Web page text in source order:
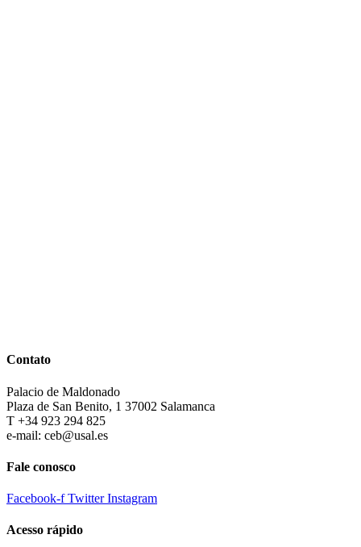
Contato
Palacio de Maldonado
Plaza de San Benito, 1 37002 Salamanca
T +34 923 294 825
e-mail: ceb@usal.es
Fale conosco
Facebook-f Twitter Instagram
Acesso rápido